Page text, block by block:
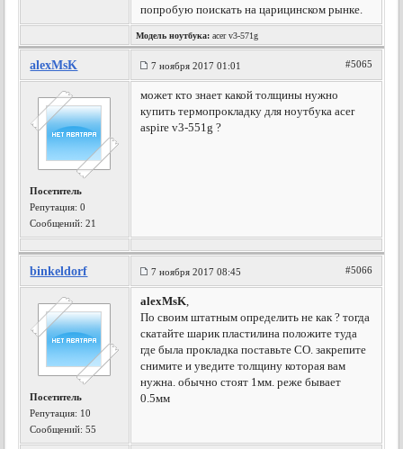
попробую поискать на царицинском рынке.
Модель ноутбука: acer v3-571g
alexMsK 7 ноября 2017 01:01 #5065
Посетитель
Репутация:0
Сообщений: 21
может кто знает какой толщины нужно
купить термопрокладку для ноутбука acer
aspire v3-551g ?
binkeldorf 7 ноября 2017 08:45 #5066
Посетитель
Репутация: 10
Сообщений: 55
alexMsK,
По своим штатным определить не как ? тогда
скатайте шарик пластилина положите туда
где была прокладка поставьте СО. закрепите
снимите и уведите толщину которая вам
нужна. обычно стоят 1мм. реже бывает
0.5мм